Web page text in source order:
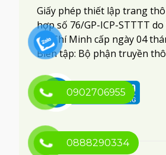
Giấy phép thiết lập trang
hợp số 76/GP-ICP-STTTT
Hồ Chí Minh cấp ngày 04
Biên tập: Bộ phận truyền
0902706955
0888290334